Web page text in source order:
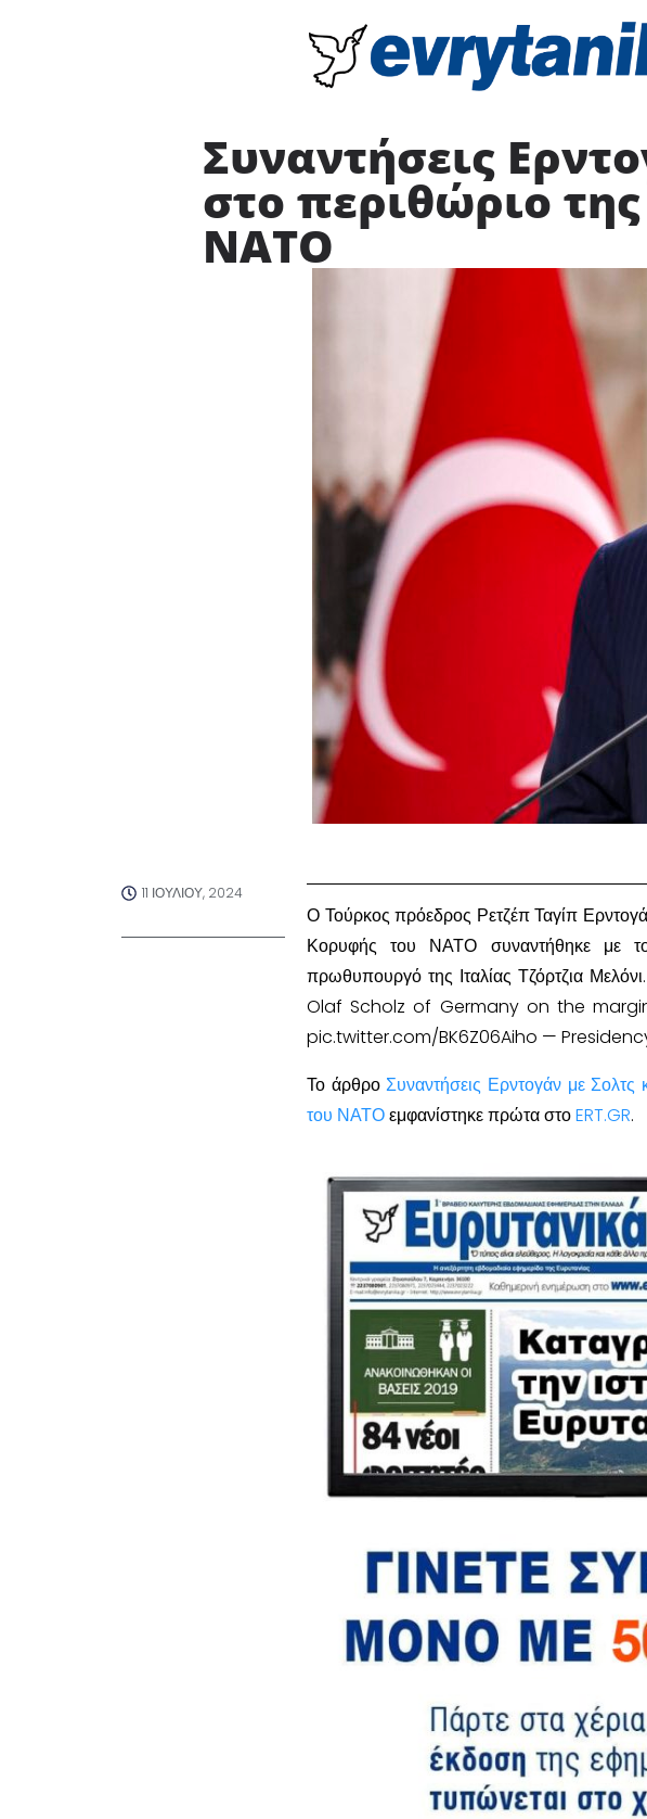
Συναντήσεις
στο περιθώριο
ΝΑΤΟ
11 ΙΟΥΛΊΟΥ, 2024
Ο Τούρκος πρόεδρος Ρετζέπ Ταγίπ
Κορυφής του ΝΑΤΟ συναντήθηκε με
πρωθυπουργό της Ιταλίας Τζόρτζια
Olaf Scholz of Germany on the
pic.twitter.com/BK6Z06Aiho —
Το άρθροΣυναντήσεις Ερντογάν με
του ΝΑΤΟεμφανίστηκε πρώτα στοERT.GR.